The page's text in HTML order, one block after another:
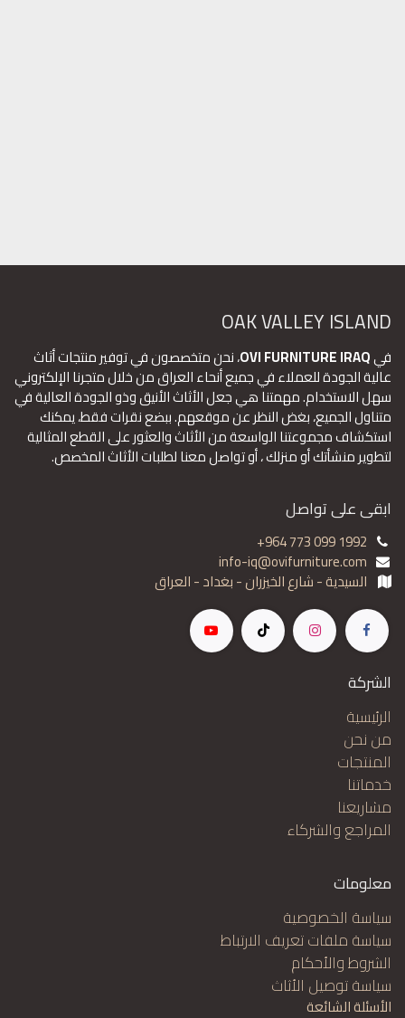
OAK VALLEY ISLAND
فيOVI FURNITURE IRAQ، نحن متخصصون في توفير منتجات أثاث
عالية الجودة للعملاء في جميع أنحاء العراق من خلال متجرنا الإلكتروني
سهل الاستخدام. مهمتنا هي جعل الأثاث الأنيق وذو الجودة العالية في
متناول الجميع، بغض النظر عن موقعهم. ببضع نقرات فقط، يمكنك
استكشاف مجموعتنا الواسعة من الأثاث والعثور على القطع المثالية
لتطوير منشأتك أو منزلك ، أو تواصل معنا لطلبات الأثاث المخصص.
ابقى على تواصل
+964 773 099 1992
info-iq@ovifurniture.com
السيدية - شارع الخيزران - بغداد - العراق
الشركة
الرئيسية
من نحن
المنتجات
خدماتنا
مشاريعنا
المراجع والشركاء
معلومات
سياسة الخصوصية
سياسة ملفات تعريف الارتباط
الشروط والأحكام
سياسة توصيل الأثاث
الأسئلة الشائعة